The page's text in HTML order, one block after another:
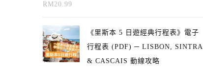
RM20.99
《里斯本 5 日遊經典行程表》電子
行程表 (PDF) ─ LISBON, SINTRA
& CASCAIS 動線攻略